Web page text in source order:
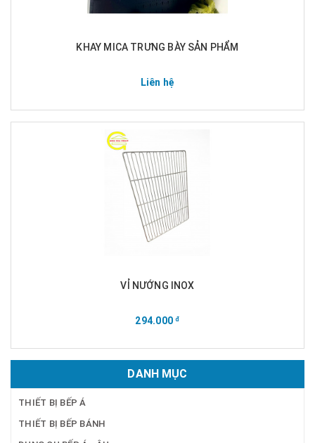
KHAY MICA TRƯNG BÀY SẢN PHẨM
Liên hệ
VỈ NƯỚNG INOX
294.000đ
DANH MỤC
THIẾT BỊ BẾP Á
THIẾT BỊ BẾP BÁNH